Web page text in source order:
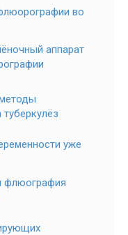
во
аппарат
уже
флюография